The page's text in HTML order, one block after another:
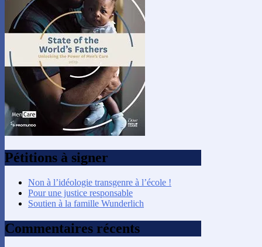
Pétitions à signer
Non à l’idéologie transgenre à l’école !
Pour une justice responsable
Soutien à la famille Wunderlich
Commentaires récents